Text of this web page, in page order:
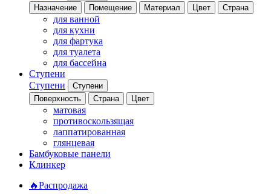
Назначение
Помещение Материал Цвет Страна
для ванной
для кухни
для фартука
для туалета
для бассейна
Ступени
Ступени
Ступени
Поверхность
Страна Цвет
матовая
противоскользящая
лаппатированная
глянцевая
Бамбуковые панели
Клинкер
🔥Распродажа